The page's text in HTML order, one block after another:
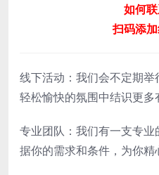
如何
扫码添
线下活动：我们会不定期
轻松愉快的氛围中结识更多
专业团队：我们有一支专
据你的需求和条件，为你精